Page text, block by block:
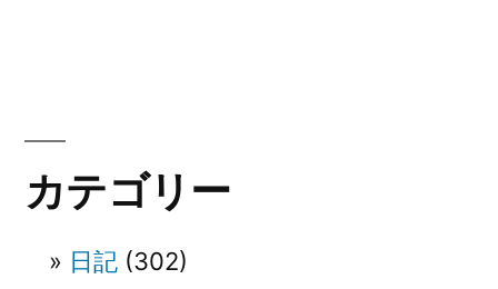
シ
ョ
カテゴリー
日記 (302)